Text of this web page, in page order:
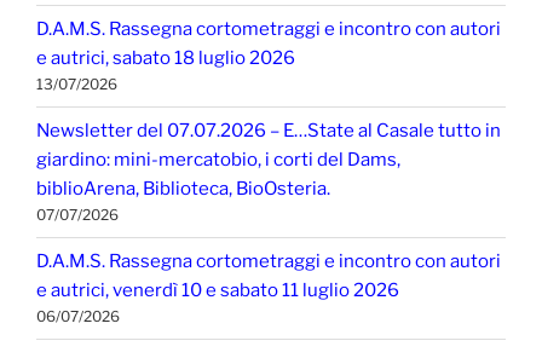
D.A.M.S. Rassegna cortometraggi e incontro con autori
e autrici, sabato 18 luglio 2026
13/07/2026
Newsletter del 07.07.2026 – E…State al Casale tutto in
giardino: mini-mercatobio, i corti del Dams,
biblioArena, Biblioteca, BioOsteria.
07/07/2026
D.A.M.S. Rassegna cortometraggi e incontro con autori
e autrici, venerdì 10 e sabato 11 luglio 2026
06/07/2026